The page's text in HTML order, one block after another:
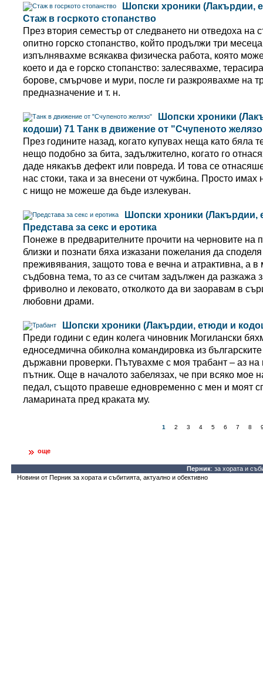
Шопски хроники (Лакърдии,
Стаж в госркото стопанство
През втория семестър от следването ни отведоха на
опитно горско стопанство, който продължи три
изпълнявахме всякаква физическа работа, която
което и да е горско стопанство: залесявахме,
борове, смърчове и мури, после ги разкроявахме на
предназначение и т. н.
Шопски хроники
кодоши) 71 Танк в движение от "Счупеното
През годините назад, когато купувах неща като бяла
нещо подобно за бита, задължително, когато го
даде някакъв дефект или повреда. И това се
нас стоки, така и за внесени от чужбина. Просто имах
с нищо не можеше да бъде излекуван.
Шопски хроники (Лакърдии,
Представа за секс и еротика
Понеже в предварителните прочити на черновите на
близки и познати бяха изказани пожелания да
преживявания, защото това е вечна и атрактивна, а в
съдбовна тема, то аз се считам задължен да разкажа
фриволно и лековато, отколкото да ви заоравам в
любовни драми.
Шопски хроники (Лакърдии, етюди и
Преди години с един колега чиновник Могилански
едноседмична обиколна командировка из
държавни проверки. Пътувахме с моя трабант – аз на
пътник. Още в началото забелязах, че при всяко мое
педал, същото правеше едновременно с мен и моят
ламарината пред краката му.
1 2 3 4 5 6 7 8
още
Перник: за хората и
Новини от Перник за хората и събитията, актуално и обективно